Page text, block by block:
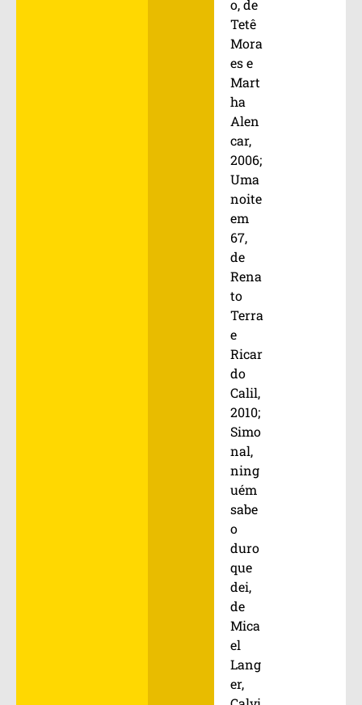
o, de
Tetê
Mora
es e
Mart
ha
Alen
car,
2006;
Uma
noite
em
67,
de
Rena
to
Terra
e
Ricar
do
Calil,
2010;
Simo
nal,
ning
uém
sabe
o
duro
que
dei,
de
Mica
el
Lang
er,